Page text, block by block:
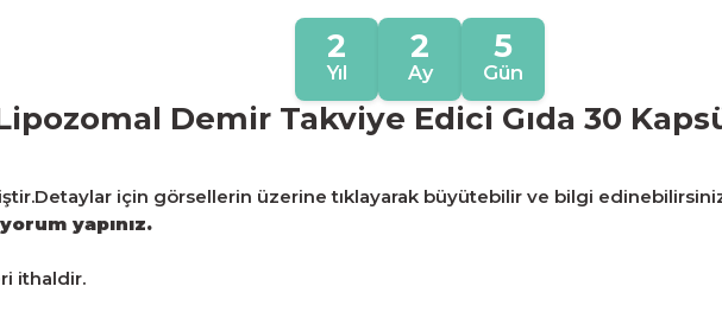
2
Yıl
2
Ay
5
Gün
Demir Takviye Edici Gıda 30
için görsellerin üzerine tıklayarak büyütebilir ve bilgi
yapınız.
ithaldir.